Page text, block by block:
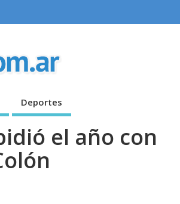
Deportes
el año con